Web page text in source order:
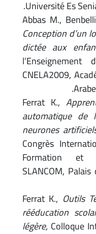
Université Es
Abbas M.,
Conception d’un
dictée aux
CNELA2009,
Ferrat K.,
automatique
neurones
Congrès
Formation et
SLANCOM,
Ferrat K.,Outils
rééducation
légère,Colloque